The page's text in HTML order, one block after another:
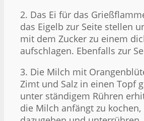
2. Das Ei für das
das Eigelb zur Seite stellen
mit dem Zucker zu einem
aufschlagen. Ebenfalls zur
3. Die Milch mit
Zimt und Salz in einen Topf
unter ständigem Rühren
die Milch anfängt zu kochen,